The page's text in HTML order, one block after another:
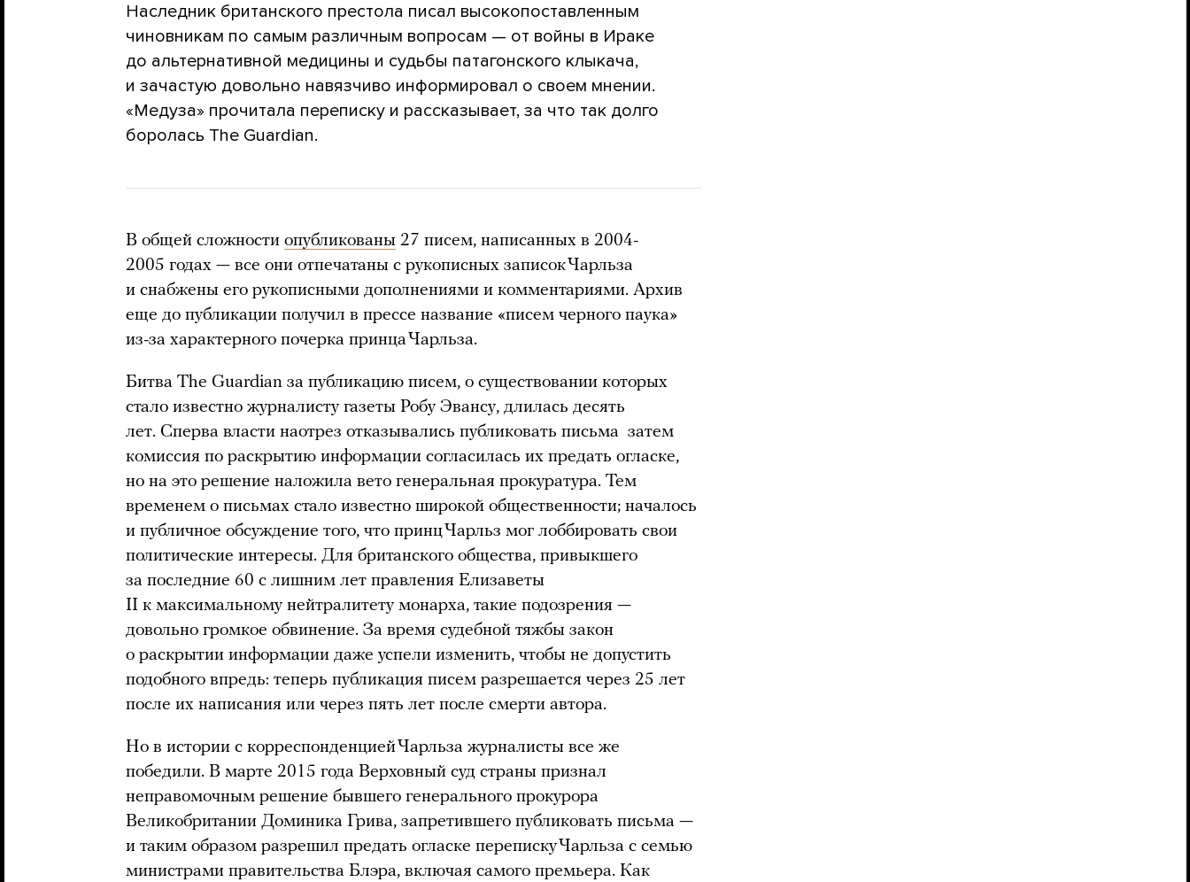
Наследник британского престола писал высокопоставленным
чиновникам по самым различным вопросам — от войны в Ираке
до альтернативной медицины и судьбы патагонского клыкача,
и зачастую довольно навязчиво информировал о своем мнении.
«Медуза» прочитала переписку и рассказывает, за что так долго
боролась The Guardian.
В общей сложности опубликованы 27 писем, написанных в 2004-
2005 годах — все они отпечатаны с рукописных записок Чарльза
и снабжены его рукописными дополнениями и комментариями. Архив
еще до публикации получил в прессе название «писем черного паука»
из-за характерного почерка принца Чарльза.
Битва The Guardian за публикацию писем, о существовании которых
стало известно журналисту газеты Робу Эвансу, длилась десять
лет. Сперва власти наотрез отказывались публиковать письма затем
комиссия по раскрытию информации согласилась их предать огласке,
но на это решение наложила вето генеральная прокуратура. Тем
временем о письмах стало известно широкой общественности; началось
и публичное обсуждение того, что принц Чарльз мог лоббировать свои
политические интересы. Для британского общества, привыкшего
за последние 60 с лишним лет правления Елизаветы
II к максимальному нейтралитету монарха, такие подозрения —
довольно громкое обвинение. За время судебной тяжбы закон
о раскрытии информации даже успели изменить, чтобы не допустить
подобного впредь: теперь публикация писем разрешается через 25 лет
после их написания или через пять лет после смерти автора.
Но в истории с корреспонденцией Чарльза журналисты все же
победили. В марте 2015 года Верховный суд страны признал
неправомочным решение бывшего генерального прокурора
Великобритании Доминика Грива, запретившего публиковать письма —
и таким образом разрешил предать огласке переписку Чарльза с семью
министрами правительства Блэра, включая самого премьера. Как